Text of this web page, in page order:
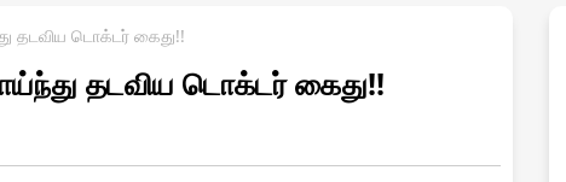
தடவிய டொக்டர் கைது!!
தடவிய டொக்டர் கைது!!